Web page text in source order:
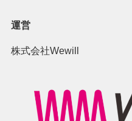
運営
株式会社Wewill